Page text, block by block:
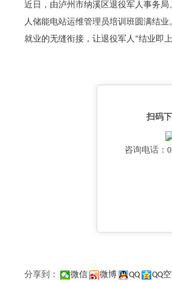
近日，由泸州市纳溪区退役军人事务
人储能电站运维管理员培训班圆满结
就业的无缝衔接，让退役军人“结业即上
扫码下
咨询电话：
分享到： 微信 微博 QQ QQ